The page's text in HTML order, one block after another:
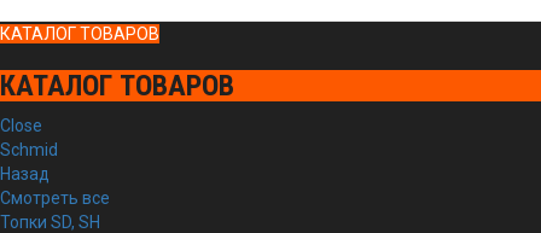
КАТАЛОГ ТОВАРОВ
КАТАЛОГ ТОВАРОВ
Close
Schmid
Назад
Смотреть все
Топки SD, SH